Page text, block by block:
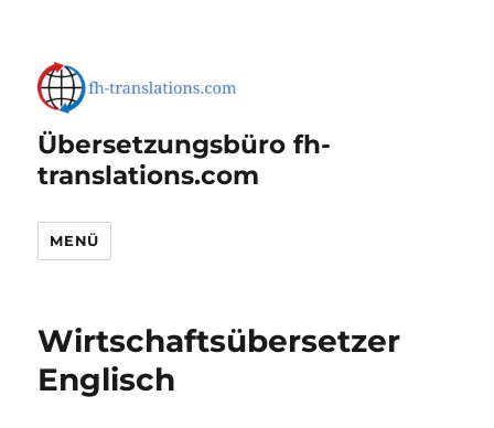
Übersetzungsbüro fh-
translations.com
MENÜ
Wirtschaftsübersetzer
Englisch